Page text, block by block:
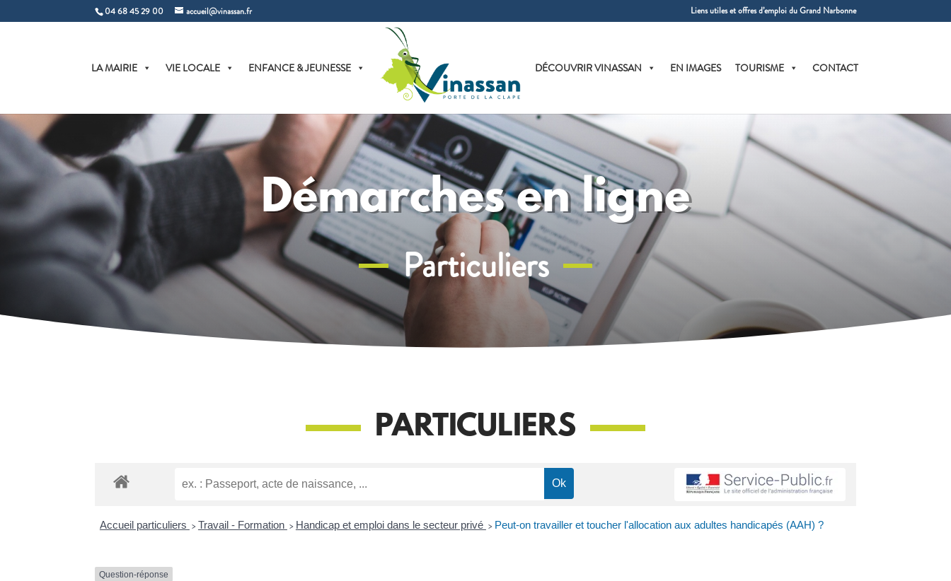
04 68 45 29 00 accueil@vinassan.fr Liens utiles et offres d’emploi du Grand Narbonne
LA MAIRIE VIE LOCALE ENFANCE & JEUNESSE DÉCOUVRIR VINASSAN EN IMAGES TOURISME CONTACT
Démarches en ligne
Particuliers
PARTICULIERS
Accueil particuliers > Travail - Formation > Handicap et emploi dans le secteur privé > Peut-on travailler et toucher l'allocation aux adultes handicapés (AAH) ?
Question-réponse